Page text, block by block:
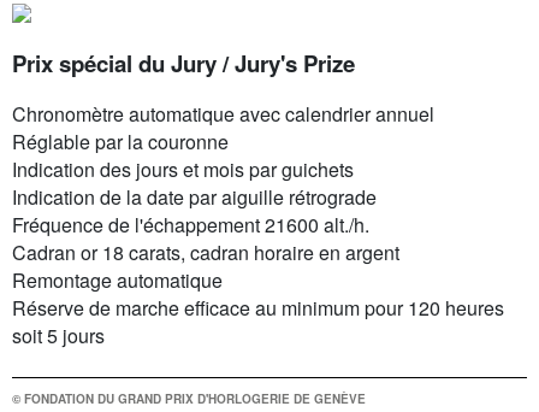
Prix spécial du Jury / Jury's Prize
Chronomètre automatique avec calendrier annuel
Réglable par la couronne
Indication des jours et mois par guichets
Indication de la date par aiguille rétrograde
Fréquence de l'échappement 21600 alt./h.
Cadran or 18 carats, cadran horaire en argent
Remontage automatique
Réserve de marche efficace au minimum pour 120 heures
soit 5 jours
© FONDATION DU GRAND PRIX D'HORLOGERIE DE GENÈVE